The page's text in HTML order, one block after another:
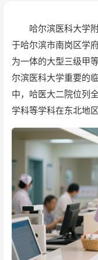
哈尔滨医科大学
于哈尔滨市南岗区学
为一体的大型三级甲
尔滨医科大学重要的
中，哈医大二院位列
学科等学科在东北地